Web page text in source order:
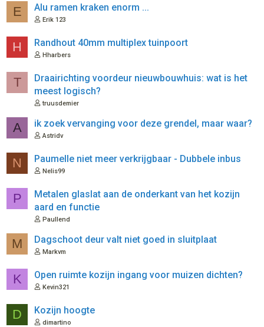
E Alu ramen kraken enorm ...
Erik 123
H Randhout 40mm multiplex tuinpoort
Hharbers
T
Draairichting voordeur nieuwbouwhuis: wat is het
meest logisch?
truusdemier
A ik zoek vervanging voor deze grendel, maar waar?
Astridv
N Paumelle niet meer verkrijgbaar - Dubbele inbus
Nelis99
P
Metalen glaslat aan de onderkant van het kozijn
aard en functie
Paullend
M Dagschoot deur valt niet goed in sluitplaat
Markvm
K Open ruimte kozijn ingang voor muizen dichten?
Kevin321
D Kozijn hoogte
dimartino